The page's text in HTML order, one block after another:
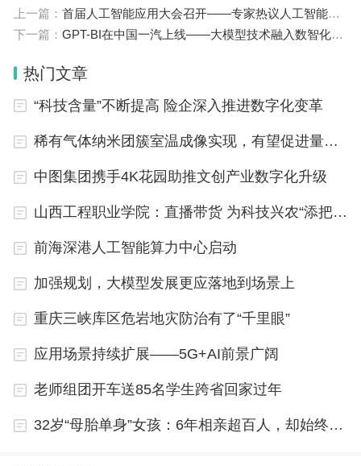
要协调解决医药机构业务编码不统一、数据不互认、
信息碎片化等问题。
打破数据壁垒后，吕梁市建成了智能监管大数据平
台，基本实现对全市医保定点医药机构的全覆
盖，“三医”(医保、医疗、医药)数据实现互联互通。
药数据。
以全量医学数据为基底，以人工智能为技术支撑，打
通“三医”之间、各医疗机构之间的数据“隔阂”，建设
三医联动协同发展平台，进而实现了对门诊、住院等
瑞鹏说：“这种新的审核手段是基于全量医疗、医药
数据的人工智能医学内涵分析，对医疗行为的判定更
加精准，以帮助医疗机构规避违规风险。”
上一篇： 首届人工智能应用大会召开——专家热议人工智能应用革新
下一篇： GPT-BI在中国一汽上线——大模型技术融入数智化转型
热门文章
“科技含量”不断提高 险企深入推进数字化变革
稀有气体纳米团簇室温成像实现，有望促进量子信息技术发展
中图集团携手4K花园助推文创产业数字化升级
山西工程职业学院：直播带货 为科技兴农“添把火”
前海深港人工智能算力中心启动
加强规划，大模型发展更应落地到场景上
重庆三峡库区危岩地灾防治有了“千里眼”
应用场景持续扩展——5G+AI前景广阔
老师组团开车送85名学生跨省回家过年
32岁“母胎单身”女孩：6年相亲超百人，却始终没能谈一场恋爱